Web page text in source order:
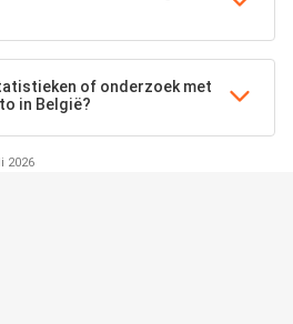
of onderzoek met
in België?
2026